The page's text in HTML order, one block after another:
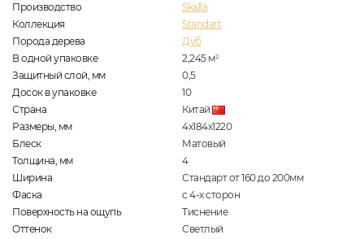
Производство
Skalla
Коллекция
Standart
Порода дерева
Дуб
В одной упаковке
2,245 м2
Защитный слой, мм
0,5
Досок в упаковке
10
Страна
Китай
Размеры, мм
4х184х1220
Блеск
Матовый
Толщина, мм
4
Ширина
Стандарт от 160 до 200мм
Фаска
с 4-х сторон
Поверхность на ощупь
Тиснение
Оттенок
Светлый